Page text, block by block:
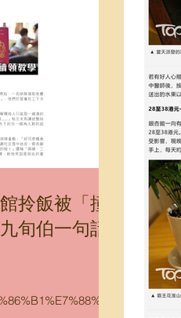
拎飯被「撞
旬伯一句話